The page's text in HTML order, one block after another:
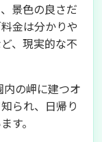
景色の良さだ
金は分かりや
、現実的な不
の岬に建つオ
られ、日帰り
す。